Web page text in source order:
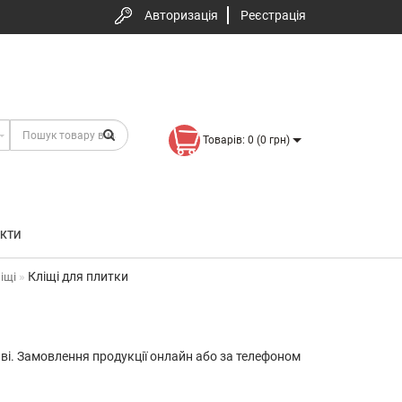
Авторизація Реєстрація
Товарів: 0 (0 грн)
Кліщі для плитки
Замовлення продукції онлайн або за телефоном